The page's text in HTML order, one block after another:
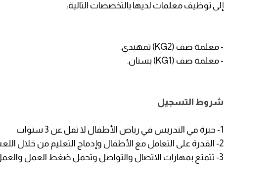
إلى توظيف معلمات لديها بالتخصصات التالية:
- معلمة صف (KG2) تمهيدي.
- معلمة صف (KG1) بستان.
شروط التسجيل
1- خبرة في التدريس في رياض الأطفال لا تقل عن 3 سنوات
2- القدرة على التعامل مع الأطفال وإدماج التعليم من خلال اللعب.
3- تتمتع بمهارات الاتصال والتواصل وتحمل ضغط العمل والعمل ضمن فريق.